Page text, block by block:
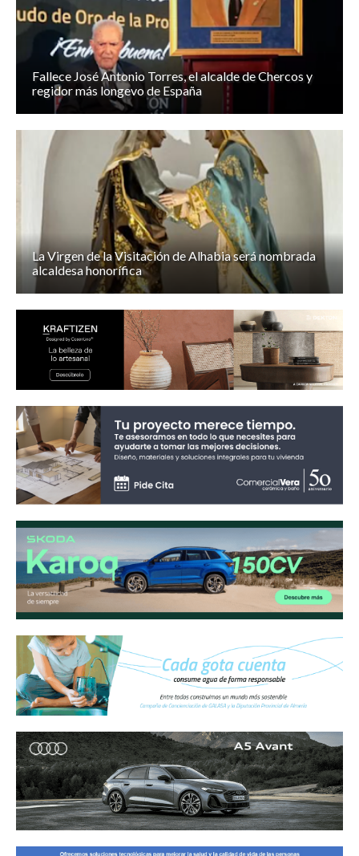
Fallece José Antonio Torres, el alcalde de Chercos y
regidor más longevo de España
La Virgen de la Visitación de Alhabia será nombrada
alcaldesa honorífica